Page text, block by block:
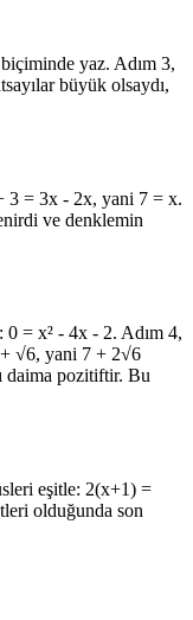
yaz. Adım 3,
büyük olsaydı,
3 = 3x - 2x, yani 7 = x.
ve denklemin
= x² - 4x - 2. Adım 4,
√6, yani 7 + 2√6
daima pozitiftir. Bu
eşitle: 2(x+1) =
olduğunda son